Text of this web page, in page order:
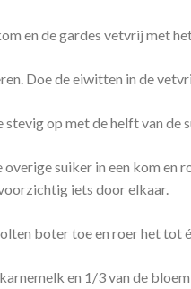
en de gardes vetvrij met
Doe de eiwitten in de
stevig op met de helft van de
suiker in een kom en
iets door elkaar.
boter toe en roer het tot
en 1/3 van de